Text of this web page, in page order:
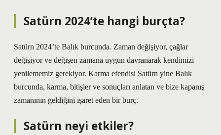
Satürn 2024’te hangi burçta?
Satürn 2024’te Balık burcunda. Zaman değişiyor, çağlar
değişiyor ve değişen zamana uygun davranarak kendimizi
yenilememiz gerekiyor. Karma efendisi Satürn yine Balık
burcunda, karma, bitişler ve sonuçları anlatan ve bize kapanış
zamanının geldiğini işaret eden bir burç.
Satürn neyi etkiler?